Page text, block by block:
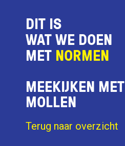
DIT IS
WAT WE DOEN
MET NORMEN
MEEKIJKEN MET
MOLLEN
Terug naar overzicht